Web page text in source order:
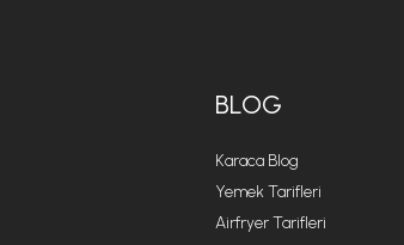
BLOG
Karaca Blog
Yemek Tarifleri
Airfryer Tarifleri